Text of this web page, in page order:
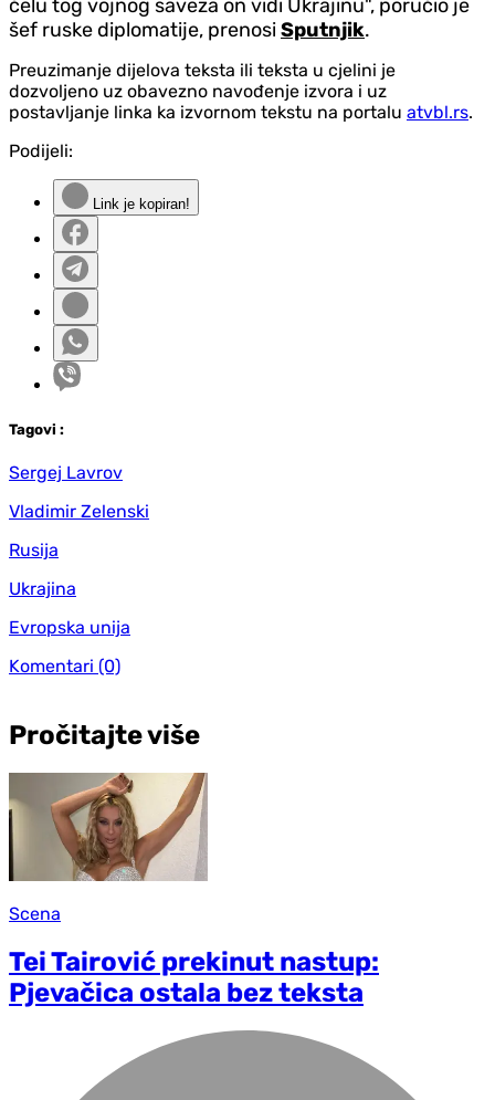
čelu tog vojnog saveza on vidi Ukrajinu", poručio je
šef ruske diplomatije, prenosiSputnjik.
Preuzimanje dijelova teksta ili teksta u cjelini je
dozvoljeno uz obavezno navođenje izvora i uz
postavljanje linka ka izvornom tekstu na portalu atvbl.rs.
Podijeli:
Link je kopiran!
Tagovi :
Sergej Lavrov
Vladimir Zelenski
Rusija
Ukrajina
Evropska unija
Komentari (0)
Pročitajte više
Scena
Tei Tairović prekinut nastup:
Pjevačica ostala bez teksta